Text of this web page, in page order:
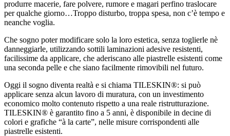
produrre macerie, fare polvere, rumore e magari perfino traslocare
per qualche giorno…Troppo disturbo, troppa spesa, non c’è tempo e
neanche voglia.
Che sogno poter modificare solo la loro estetica, senza toglierle nè
danneggiarle, utilizzando sottili laminazioni adesive resistenti,
facilissime da applicare, che aderiscano alle piastrelle esistenti come
una seconda pelle e che siano facilmente rimovibili nel futuro.
Oggi il sogno diventa realtà e si chiama TILESKIN®: si può
applicare senza alcun lavoro di muratura, con un investimento
economico molto contenuto rispetto a una reale ristrutturazione.
TILESKIN® è garantito fino a 5 anni, è disponibile in decine di
colori e grafiche “à la carte”, nelle misure corrispondenti alle
piastrelle esistenti.